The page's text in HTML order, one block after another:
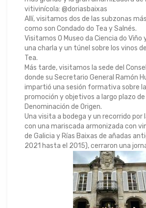
vitivinícola: @doriasbaixas
Allí, visitamos dos de las subzonas
como son Condado do Tea y Salnés.
Visitamos O Museo da Ciencia do Viño
una charla y un túnel sobre los vinos
Tea.
Más tarde, visitamos la sede del
donde su Secretario General Ramón
impartió una sesión formativa sobre
promoción y objetivos a largo plazo de
Denominación de Origen.
Una visita a bodega y un recorrido por
con una mariscada armonizada con
de Galicia y Rías Baixas de añadas
2021 hasta el 2015), cerraron una